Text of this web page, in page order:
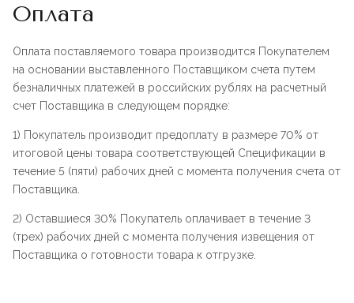
Оплата
Оплата поставляемого товара производится Покупателем
на основании выставленного Поставщиком счета путем
безналичных платежей в российских рублях на расчетный
счет Поставщика в следующем порядке:
1) Покупатель производит предоплату в размере 70% от
итоговой цены товара соответствующей Спецификации в
течение 5 (пяти) рабочих дней с момента получения счета от
Поставщика.
2) Оставшиеся 30% Покупатель оплачивает в течение 3
(трех) рабочих дней с момента получения извещения от
Поставщика о готовности товара к отгрузке.